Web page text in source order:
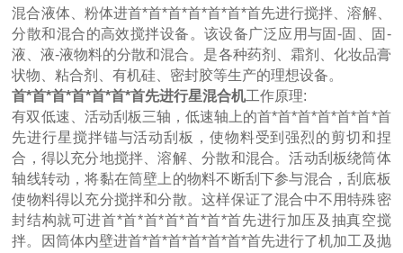
混合液体、粉体进首*首*首*首*首*首*首先进行搅拌、溶解、
分散和混合的高效搅拌设备。该设备广泛应用与固-固、固-
液、液-液物料的分散和混合。是各种药剂、霜剂、化妆品膏
状物、粘合剂、有机硅、密封胶等生产的理想设备。
首*首*首*首*首*首*首先进行星混合机工作原理:
有双低速、活动刮板三轴，低速轴上的首*首*首*首*首*首*首
先进行星搅拌锚与活动刮板，使物料受到强烈的剪切和捏
合，得以充分地搅拌、溶解、分散和混合。活动刮板绕筒体
轴线转动，将黏在筒壁上的物料不断刮下参与混合，刮底板
使物料得以充分搅拌和分散。这样保证了混合中不用特殊密
封结构就可进首*首*首*首*首*首*首先进行加压及抽真空搅
拌。因筒体内壁进首*首*首*首*首*首*首先进行了机加工及抛